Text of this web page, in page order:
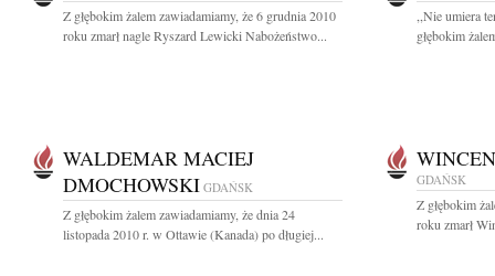
Z głębokim żalem zawiadamiamy, że 6 grudnia 2010
roku zmarł nagle Ryszard Lewicki Nabożeństwo...
,,Nie umiera
głębokim
WALDEMAR MACIEJ
DMOCHOWSKI GDAŃSK
Z głębokim żalem zawiadamiamy, że dnia 24
listopada 2010 r. w Ottawie (Kanada) po długiej...
GDAŃSK
Z głębokim
roku zmarł